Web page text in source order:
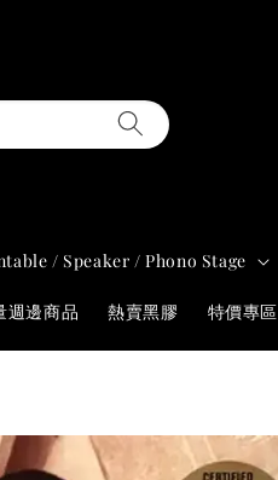
/ Speaker / Phono Stage
週邊商品 熱賣黑膠 特價專區